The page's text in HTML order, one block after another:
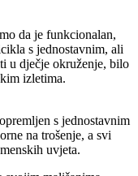
da je funkcionalan,
s jednostavnim, ali
u dječje okruženje, bilo
izletima.
s jednostavnim
na trošenje, a svi
uvjeta.